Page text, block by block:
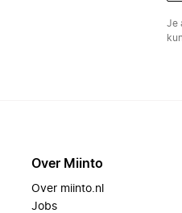
Je
Over Miinto
Over miinto.nl
Jobs